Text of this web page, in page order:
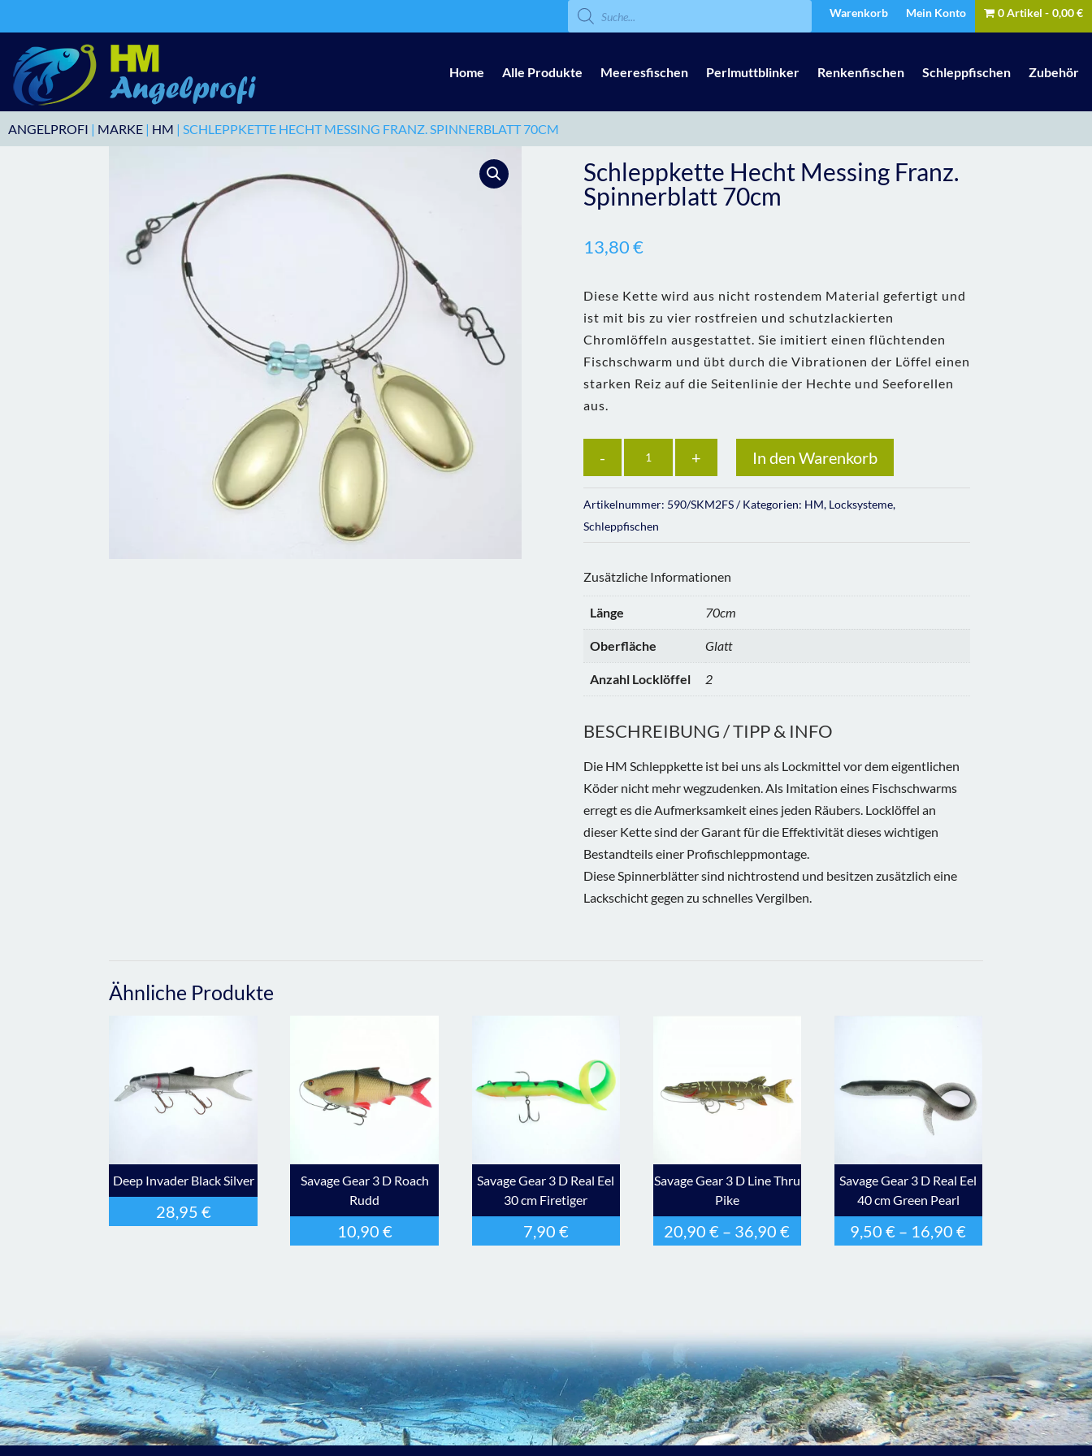
Products
search
Warenkorb Mein Konto 0 Artikel 0,00 €
Home Alle Produkte Meeresfischen Perlmuttblinker Renkenfischen Schleppfischen Zubehör
ANGELPROFI | MARKE | HM | SCHLEPPKETTE HECHT MESSING FRANZ. SPINNERBLATT 70CM
Schleppkette Hecht Messing Franz.
Spinnerblatt 70cm
13,80€
Diese Kette wird aus nicht rostendem Material gefertigt und
ist mit bis zu vier rostfreien und schutzlackierten
Chromlöffeln ausgestattet. Sie imitiert einen flüchtenden
Fischschwarm und übt durch die Vibrationen der Löffel einen
starken Reiz auf die Seitenlinie der Hechte und Seeforellen
aus.
In den Warenkorb
Artikelnummer: 590/SKM2FS Kategorien: HM, Locksysteme,
Schleppfischen
Zusätzliche Informationen
Länge 70cm
Oberfläche Glatt
Anzahl Locklöffel 2
BESCHREIBUNG / TIPP & INFO
Die HM Schleppkette ist bei uns als Lockmittel vor dem eigentlichen
Köder nicht mehr wegzudenken. Als Imitation eines Fischschwarms
erregt es die Aufmerksamkeit eines jeden Räubers. Locklöffel an
dieser Kette sind der Garant für die Effektivität dieses wichtigen
Bestandteils einer Profischleppmontage.
Diese Spinnerblätter sind nichtrostend und besitzen zusätzlich eine
Lackschicht gegen zu schnelles Vergilben.
Ähnliche Produkte
Deep Invader Black Silver
28,95 €
Savage Gear 3 D Roach
Rudd
10,90 €
Savage Gear 3 D Real Eel
30 cm Firetiger
7,90 €
Savage Gear 3 D Line Thru
Pike
20,90€ – 36,90€
Savage Gear 3 D Real Eel
40 cm Green Pearl
9,50€ – 16,90€